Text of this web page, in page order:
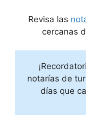
Revisa las
cercanas
notarías de
días que